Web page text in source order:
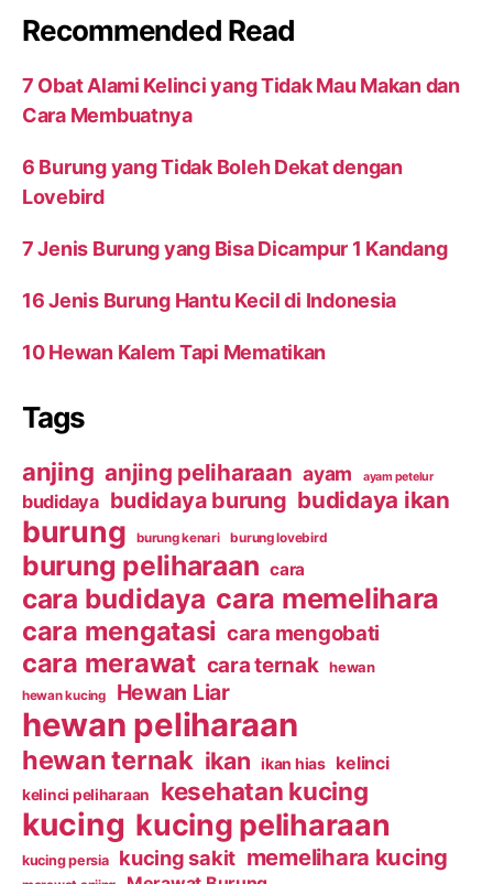
Recommended Read
7 Obat Alami Kelinci yang Tidak Mau Makan dan
Cara Membuatnya
6 Burung yang Tidak Boleh Dekat dengan
Lovebird
7 Jenis Burung yang Bisa Dicampur 1 Kandang
16 Jenis Burung Hantu Kecil di Indonesia
10 Hewan Kalem Tapi Mematikan
Tags
anjing anjing peliharaan ayam ayam petelur
budidaya budidaya burung budidaya ikan
burung burung kenari burung lovebird
burung peliharaan cara
cara budidaya cara memelihara
cara mengatasi cara mengobati
cara merawat cara ternak hewan
hewan kucing Hewan Liar
hewan peliharaan
hewan ternak ikan ikan hias kelinci
kelinci peliharaan kesehatan kucing
kucing kucing peliharaan
kucing persia kucing sakit memelihara kucing